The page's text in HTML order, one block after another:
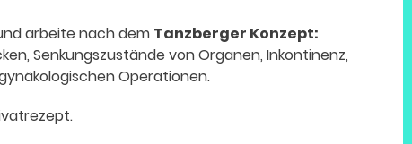
arbeite nach dem Tanzberger Konzept:
Senkungszustände von Organen, Inkontinenz,
Operationen.